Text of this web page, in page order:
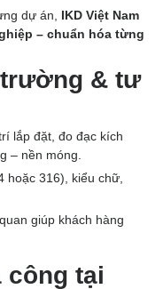
dự án, IKD Việt Nam
– chuẩn hóa từng
& tư
lắp đặt, đo đạc kích
– nền móng.
hoặc 316), kiểu chữ,
giúp khách hàng
công tại